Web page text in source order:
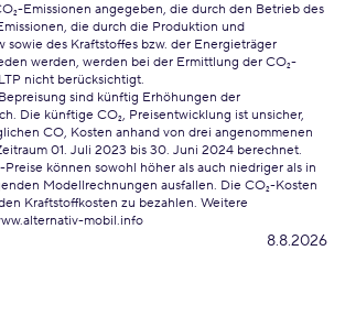
Emissionen angegeben, die durch den Betrieb des
die durch die Produktion und
sowie des Kraftstoffes bzw. der Energieträger
werden, werden bei der Ermittlung der CO₂-
nicht berücksichtigt.
sind künftig Erhöhungen der
Die künftige CO₂, Preisentwicklung ist unsicher,
CO, Kosten anhand von drei angenommenen
01. Juli 2023 bis 30. Juni 2024 berechnet.
Preise können sowohl höher als auch niedriger als in
Modellrechnungen ausfallen. Die CO₂-Kosten
Kraftstoffkosten zu bezahlen. Weitere
mobil.info
8.8.2026